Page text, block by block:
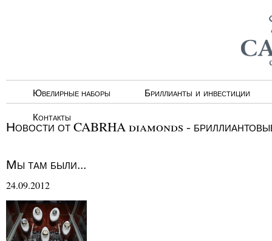
Ювелирные наборы
Бриллианты и инвестиции
Контакты
Новости от CABRHA diamonds -
Мы там были...
24.09.2012